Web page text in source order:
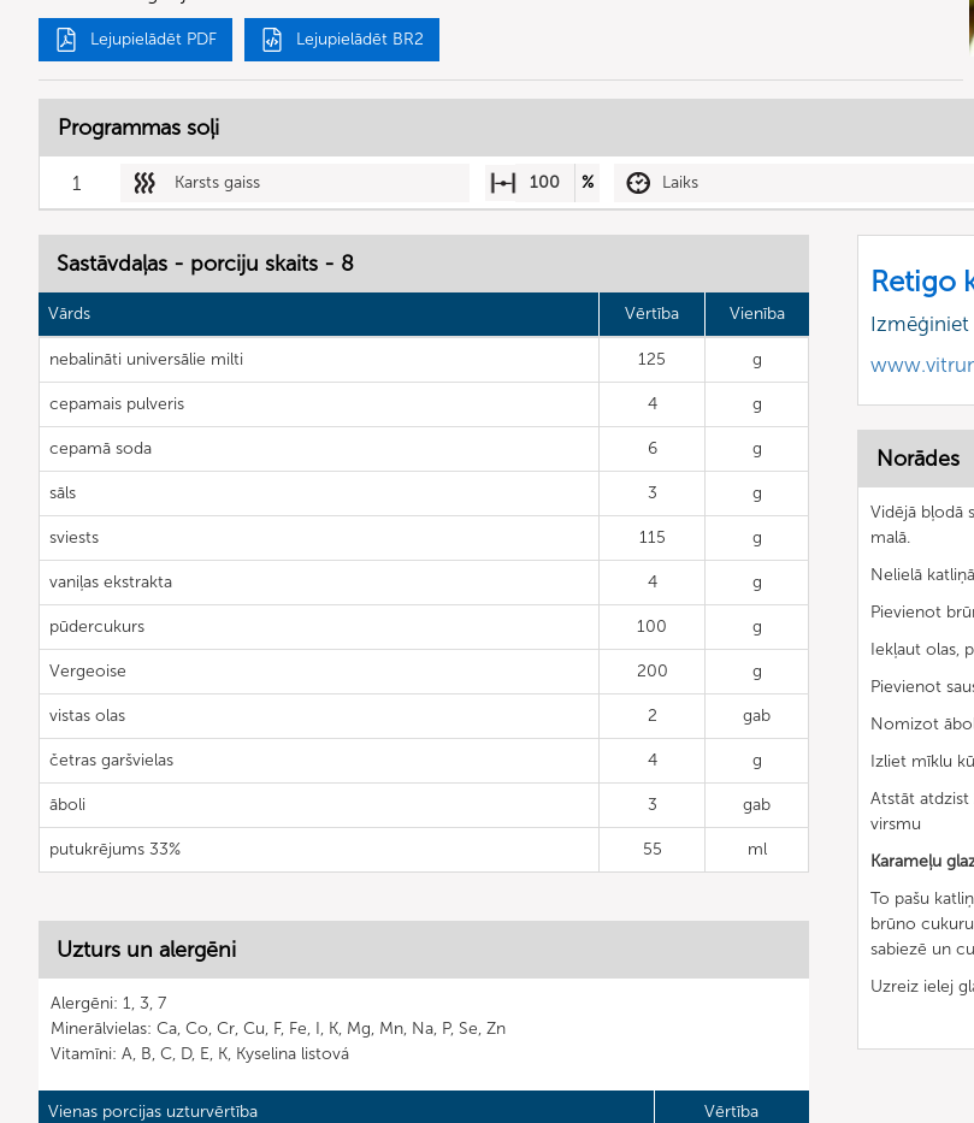
Lejupielādēt PDF Lejupielādēt BR2
Programmas soļi
1 Karsts gaiss 100 % Laiks
Sastāvdaļas - porciju skaits - 8
Vārds Vērtība Vienība
nebalināti universālie milti 125 g
cepamais pulveris 4 g
cepamā soda 6 g
sāls 3 g
sviests 115 g
vaniļas ekstrakta 4 g
pūdercukurs 100 g
Vergeoise 200 g
vistas olas 2 gab
četras garšvielas 4 g
āboli 3 gab
putukrējums 33% 55 ml
Uzturs un alergēni
Alergēni: 1, 3, 7
Minerālvielas: Ca, Co, Cr, Cu, F, Fe, I, K, Mg, Mn, Na, P, Se, Zn
Vitamīni: A, B, C, D, E, K, Kyselina listová
Vienas porcijas uzturvērtība Vērtība
Retigo
Norādes
Vidējā bļodā
malā.
Nelielā
Pievienot
Iekļaut olas,
Pievienot
Nomizot
Izliet mīklu
Atstāt atdzist
virsmu
Karameļu
To pašu
brūno
sabiezē un
Uzreiz ielej